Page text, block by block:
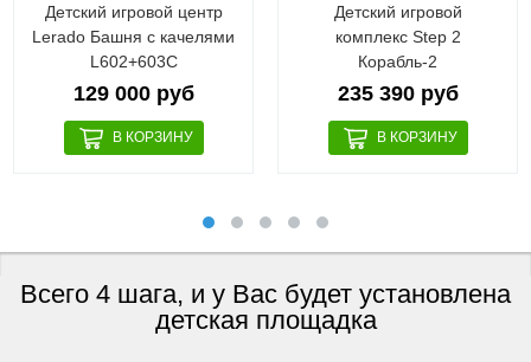
Детский игровой центр
Lerado Башня с качелями
L602+603С
129 000 руб
Детский игровой
комплекс Step 2
Корабль-2
235 390 руб
Всего 4 шага, и у Вас будет установлена
детская площадка